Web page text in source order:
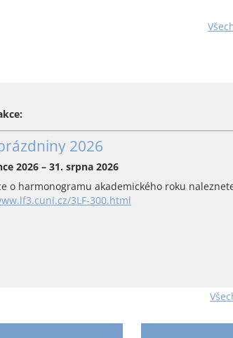
2026
2026 – 31. srpna 2026
o harmonogramu akademického roku
3LF-300.html